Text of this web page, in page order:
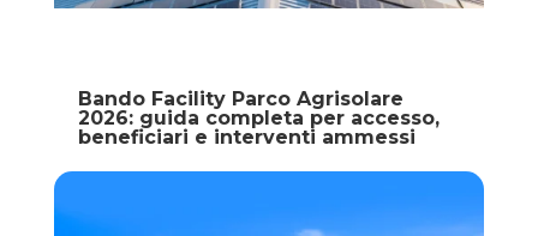
Bando Facility Parco Agrisolare
2026: guida completa per accesso,
beneficiari e interventi ammessi